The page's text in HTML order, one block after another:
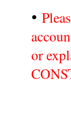
•
or